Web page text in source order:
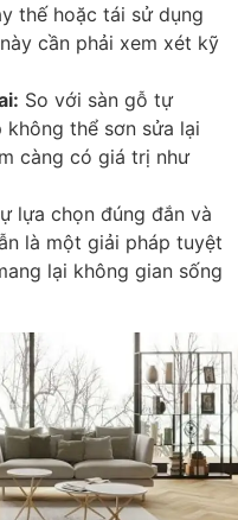
thế hoặc tái sử dụng
cần phải xem xét kỹ
: So với sàn gỗ tự
không thể sơn sửa lại
càng có giá trị như
lựa chọn đúng đắn và
là một giải pháp tuyệt
lại không gian sống